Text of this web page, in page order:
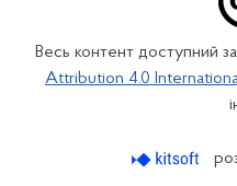
Весь контент доступний
Attribution 4.0